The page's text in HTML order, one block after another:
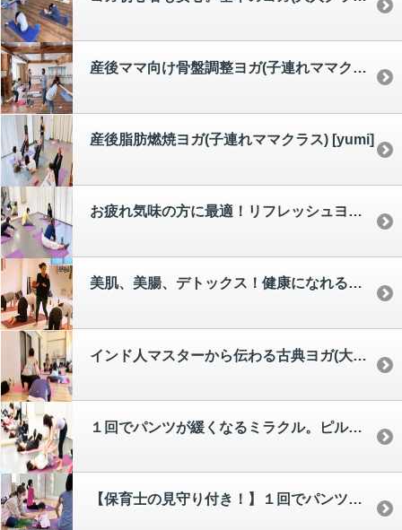
産後ママ向け骨盤調整ヨガ(子連れママクラス) [akemi]
産後脂肪燃焼ヨガ(子連れママクラス) [yumi]
お疲れ気味の方に最適！リフレッシュヨガ(大人クラス) [yumi]
美肌、美腸、デトックス！健康になれる美活ヨガ(大人クラス) [yumi]
インド人マスターから伝わる古典ヨガ(大人のみ) [chika,chie]
１回でパンツが緩くなるミラクル。ピルビスワーク骨盤呼吸体操＆骨盤ケアヨガ(大人クラス) [hiroe]
【保育士の見守り付き！】１回でパンツが緩くなるミラクル。産後ママ向けピルビスワーク骨盤呼吸体操＆骨盤ケアヨガ(子連れママクラス) [hiroe]